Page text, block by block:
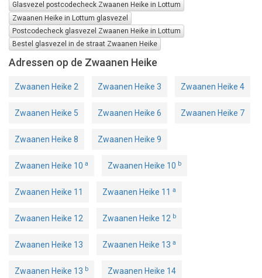
Glasvezel postcodecheck Zwaanen Heike in Lottum
Zwaanen Heike in Lottum glasvezel
Postcodecheck glasvezel Zwaanen Heike in Lottum
Bestel glasvezel in de straat Zwaanen Heike
Adressen op de Zwaanen Heike
Zwaanen Heike 2 Zwaanen Heike 3 Zwaanen Heike 4
Zwaanen Heike 5 Zwaanen Heike 6 Zwaanen Heike 7
Zwaanen Heike 8 Zwaanen Heike 9
Zwaanen Heike 10 a Zwaanen Heike 10 b
Zwaanen Heike 11 Zwaanen Heike 11 a
Zwaanen Heike 12 Zwaanen Heike 12 b
Zwaanen Heike 13 Zwaanen Heike 13 a
Zwaanen Heike 13 b Zwaanen Heike 14